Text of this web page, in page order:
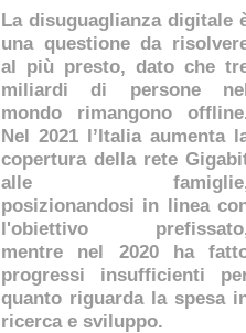
La disuguaglianza digitale
una questione da
al più presto, dato che
miliardi di persone
mondo rimangono
Nel 2021 l’Italia aumenta
copertura della rete
alle
posizionandosi in linea
l'obiettivo
mentre nel 2020 ha
progressi insufficienti
quanto riguarda la spesa
ricerca e sviluppo.